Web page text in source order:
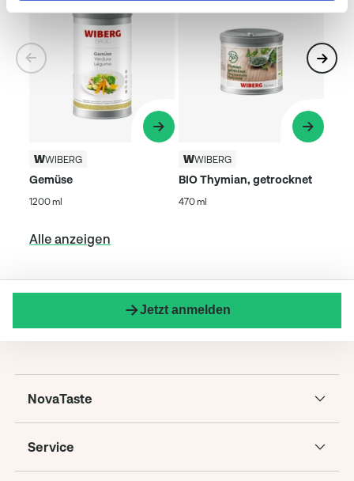
WIBERG
Gemüse
1200 ml
WIBERG
BIO Thymian, getrocknet
470 ml
Alle anzeigen
Jetzt anmelden
NovaTaste
Service